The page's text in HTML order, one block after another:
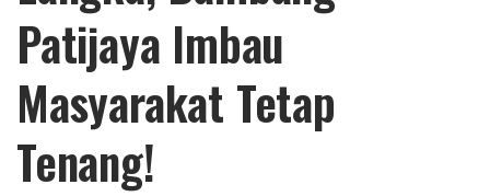
Patijaya Imbau
Masyarakat Tetap
Tenang!